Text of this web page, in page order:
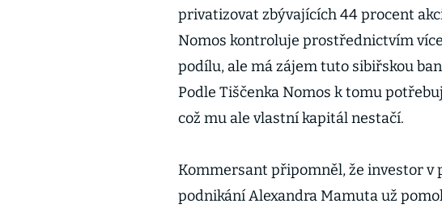
privatizovat zbývajících 44 procent
Nomos kontroluje prostřednictvím
podílu, ale má zájem tuto sibiřskou
Podle Tiščenka Nomos k tomu
což mu ale vlastní kapitál nestačí.
Kommersant připomněl, že investor v
podnikání Alexandra Mamuta už